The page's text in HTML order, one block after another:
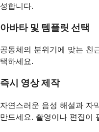
성합니다.
아바타 및 템플릿 선택
공동체의 분위기에 맞는 친
택하세요.
즉시 영상 제작
자연스러운 음성 해설과 자
만드세요. 촬영이나 편집이